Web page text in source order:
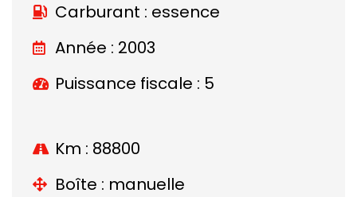
Carburant : essence
Année : 2003
Puissance fiscale : 5
Km : 88800
Boîte : manuelle